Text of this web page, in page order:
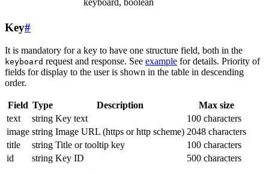
keyboard, boolean
Key#
It is mandatory for a key to have one structure field, both in the
keyboard request and response. See example for details. Priority of
fields for display to the user is shown in the table in descending
order.
Field Type Description
Max size
text
string Key text
100 characters
image string Image URL (https or http scheme) 2048 characters
title
string Title or tooltip key
100 characters
id
string Key ID 500 characters